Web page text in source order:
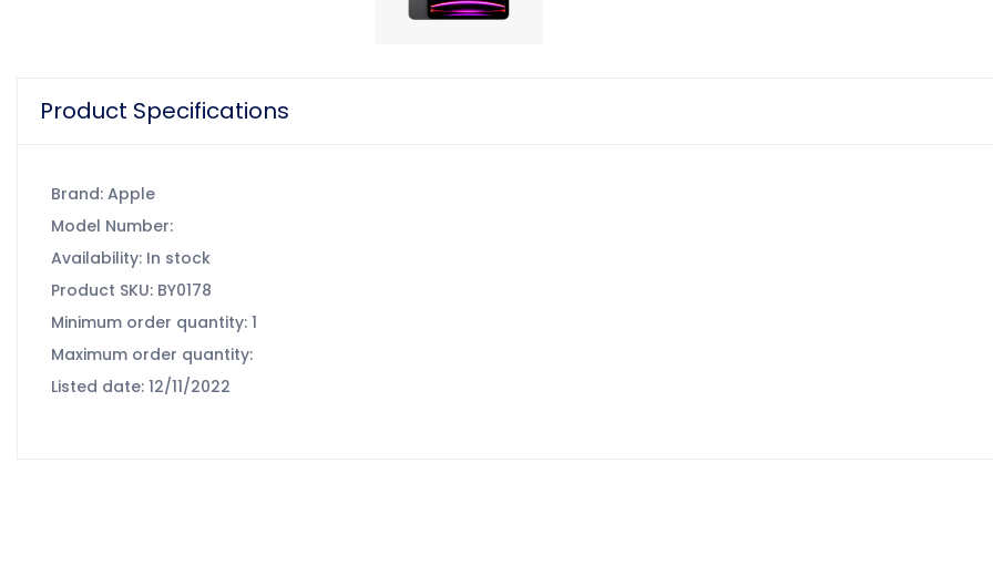
Product Specifications
Brand: Apple
Model Number:
Availability: In stock
Product SKU: BY0178
Minimum order quantity: 1
Maximum order quantity:
Listed date: 12/11/2022